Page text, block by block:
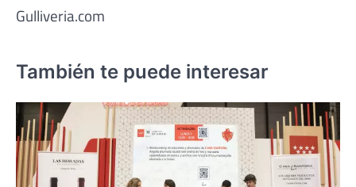
Gulliveria.com
También te puede interesar